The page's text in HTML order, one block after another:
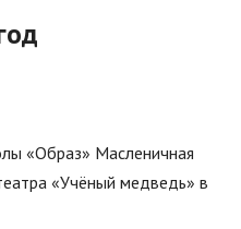
«Образ» Масленичная
«Учёный медведь» в